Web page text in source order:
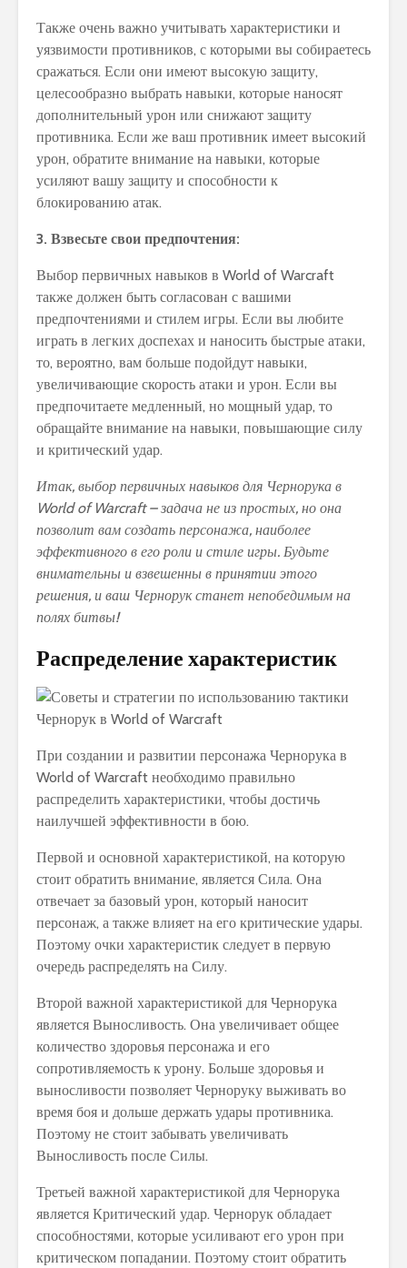
Также очень важно учитывать характеристики и
уязвимости противников, с которыми вы собираетесь
сражаться. Если они имеют высокую защиту,
целесообразно выбрать навыки, которые наносят
дополнительный урон или снижают защиту
противника. Если же ваш противник имеет высокий
урон, обратите внимание на навыки, которые
усиляют вашу защиту и способности к
блокированию атак.
3. Взвесьте свои предпочтения:
Выбор первичных навыков в World of Warcraft
также должен быть согласован с вашими
предпочтениями и стилем игры. Если вы любите
играть в легких доспехах и наносить быстрые атаки,
то, вероятно, вам больше подойдут навыки,
увеличивающие скорость атаки и урон. Если вы
предпочитаете медленный, но мощный удар, то
обращайте внимание на навыки, повышающие силу
и критический удар.
Итак, выбор первичных навыков для Чернорука в
World of Warcraft – задача не из простых, но она
позволит вам создать персонажа, наиболее
эффективного в его роли и стиле игры. Будьте
внимательны и взвешенны в принятии этого
решения, и ваш Чернорук станет непобедимым на
полях битвы!
Распределение характеристик
При создании и развитии персонажа Чернорука в
World of Warcraft необходимо правильно
распределить характеристики, чтобы достичь
наилучшей эффективности в бою.
Первой и основной характеристикой, на которую
стоит обратить внимание, является Сила. Она
отвечает за базовый урон, который наносит
персонаж, а также влияет на его критические удары.
Поэтому очки характеристик следует в первую
очередь распределять на Силу.
Второй важной характеристикой для Чернорука
является Выносливость. Она увеличивает общее
количество здоровья персонажа и его
сопротивляемость к урону. Больше здоровья и
выносливости позволяет Черноруку выживать во
время боя и дольше держать удары противника.
Поэтому не стоит забывать увеличивать
Выносливость после Силы.
Третьей важной характеристикой для Чернорука
является Критический удар. Чернорук обладает
способностями, которые усиливают его урон при
критическом попадании. Поэтому стоит обратить